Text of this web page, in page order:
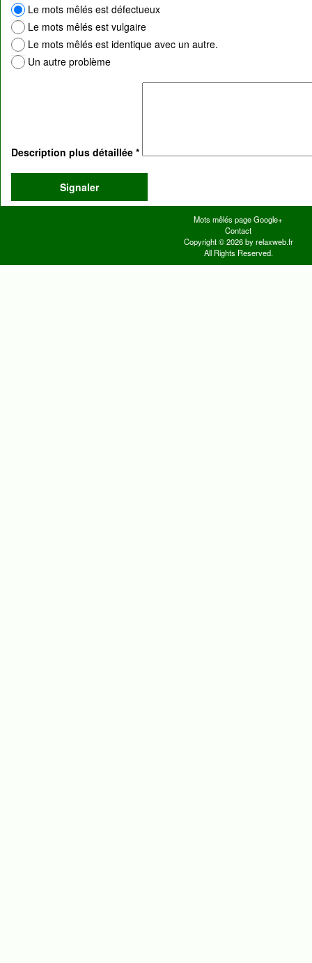
Le mots mêlés est défectueux
Le mots mêlés est vulgaire
Le mots mêlés est identique avec un autre.
Un autre problème
Description plus détaillée *
Mots mêlés page Google+
Contact
Copyright © 2026 by relaxweb.fr
All Rights Reserved.